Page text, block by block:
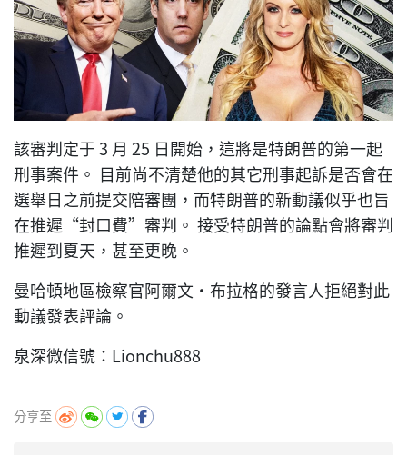
該審判定于 3 月 25 日開始，這將是特朗普的第一起
刑事案件。 目前尚不清楚他的其它刑事起訴是否會在
選舉日之前提交陪審團，而特朗普的新動議似乎也旨
在推遲“封口費”審判。 接受特朗普的論點會將審判
推遲到夏天，甚至更晚。
曼哈頓地區檢察官阿爾文·布拉格的發言人拒絕對此
動議發表評論。
泉深微信號：Lionchu888
分享至